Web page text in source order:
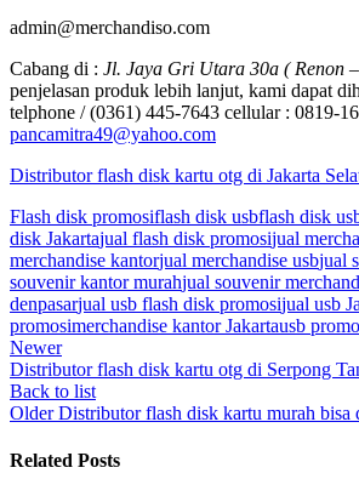
admin@merchandiso.com
Cabang di : Jl. Jaya Gri Utara 30a ( Renon
penjelasan produk lebih lanjut, kami dapat
telphone / (0361) 445-7643 cellular : 0819-
pancamitra49@yahoo.com
Distributor flash disk kartu otg di Jakarta
Flash disk promosiflash disk usbflash disk
disk Jakartajual flash disk promosijual
merchandise kantorjual merchandise usbjual
souvenir kantor murahjual souvenir
denpasarjual usb flash disk promosijual usb
promosimerchandise kantor Jakartausb
Newer
Distributor flash disk kartu otg di Serpong
Back to list
Older Distributor flash disk kartu murah bisa
Related Posts